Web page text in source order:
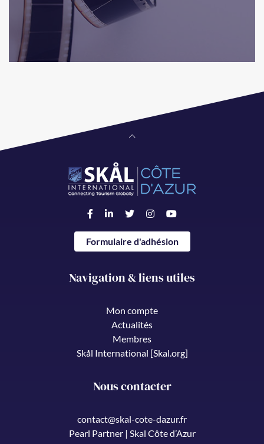
Formulaire d'adhésion
Navigation & liens utiles
Mon compte
Actualités
Membres
Skål International [Skal.org]
Nous contacter
contact@skal-cote-dazur.fr
Pearl Partner | Skal Côte d’Azur